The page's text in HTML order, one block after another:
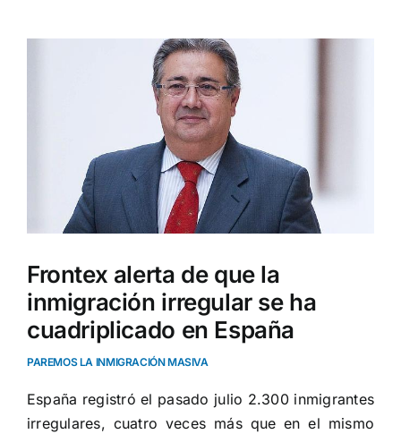
Frontex alerta de que la
inmigración irregular se ha
cuadriplicado en España
PAREMOS LA INMIGRACIÓN MASIVA
España registró el pasado julio 2.300 inmigrantes
irregulares, cuatro veces más que en el mismo